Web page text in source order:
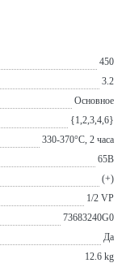
450
3.2
Основное
{1,2,3,4,6}
330-370°С, 2 часа
65В
(+)
1/2 VP
73683240G0
Да
12.6 kg